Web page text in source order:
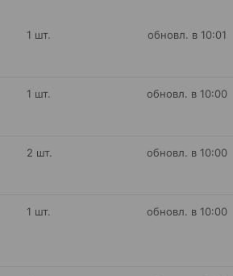
1 шт. обновл. в 10:01
1 шт. обновл. в 10:00
2 шт. обновл. в 10:00
1 шт. обновл. в 10:00